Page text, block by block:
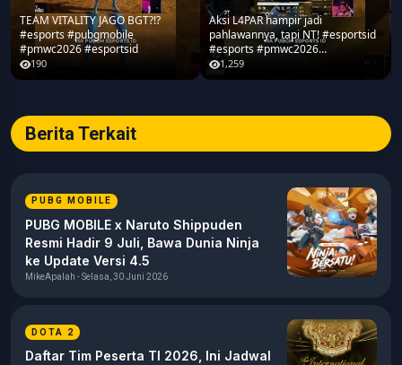
TEAM VITALITY JAGO BGT?!?
#esports #pubgmobile
#pmwc2026 #esportsid
190
Aksi L4PAR hampir jadi
pahlawannya, tapi NT! #esportsid
#esports #pmwc2026
#pubgmobile #teamrrq
1,259
Berita Terkait
PUBG MOBILE
PUBG MOBILE x Naruto Shippuden
Resmi Hadir 9 Juli, Bawa Dunia Ninja
ke Update Versi 4.5
MikeApalah - Selasa, 30 Juni 2026
DOTA 2
Daftar Tim Peserta TI 2026, Ini Jadwal